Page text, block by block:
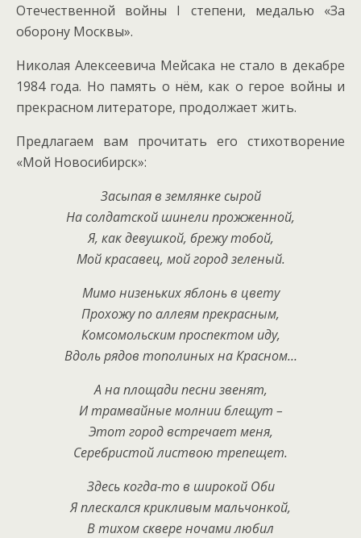
Отечественной войны I степени, медалью «За
оборону Москвы».
Николая Алексеевича Мейсака не стало в декабре
1984 года. Но память о нём, как о герое войны и
прекрасном литераторе, продолжает жить.
Предлагаем вам прочитать его стихотворение
«Мой Новосибирск»:
Засыпая в землянке сырой
На солдатской шинели прожженной,
Я, как девушкой, брежу тобой,
Мой красавец, мой город зеленый.
Мимо низеньких яблонь в цвету
Прохожу по аллеям прекрасным,
Комсомольским проспектом иду,
Вдоль рядов тополиных на Красном…
А на площади песни звенят,
И трамвайные молнии блещут –
Этот город встречает меня,
Серебристой листвою трепещет.
Здесь когда-то в широкой Оби
Я плескался крикливым мальчонкой,
В тихом сквере ночами любил